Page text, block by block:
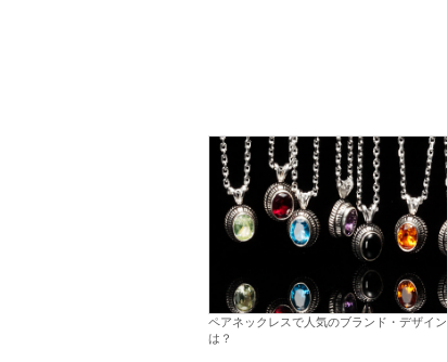
ペアネックレスで人気のブランド・デザイン
は？